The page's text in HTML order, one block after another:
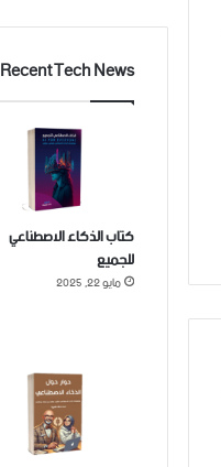
Recent Tech News
كتاب الذكاء الاصطناعي
للجميع
مايو 22, 2025